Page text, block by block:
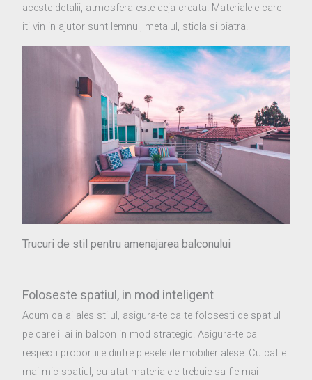
aceste detalii, atmosfera este deja creata. Materialele care
iti vin in ajutor sunt lemnul, metalul, sticla si piatra.
Trucuri de stil pentru amenajarea balconului
Foloseste spatiul, in mod inteligent
Acum ca ai ales stilul, asigura-te ca te folosesti de spatiul
pe care il ai in balcon in mod strategic. Asigura-te ca
respecti proportiile dintre piesele de mobilier alese. Cu cat e
mai mic spatiul, cu atat materialele trebuie sa fie mai